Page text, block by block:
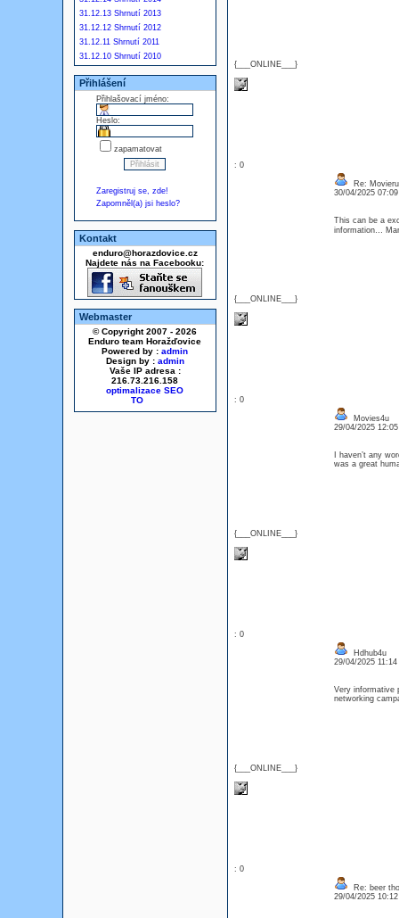
31.12.13 Shrnutí 2013
31.12.12 Shrnutí 2012
31.12.11 Shrnutí 2011
31.12.10 Shrnutí 2010
Přihlášení
Přihlašovací jméno:
Heslo:
zapamatovat
Zaregistruj se, zde!
Zapomněl(a) jsi heslo?
Kontakt
enduro@horazdovice.cz
Najdete nás na Facebooku:
Webmaster
© Copyright 2007 - 2026
Enduro team Horažďovice
Powered by : admin
Design by : admin
Vaše IP adresa :
216.73.216.158
optimalizace SEO
{___ONLINE___}
: 0
{___ONLINE___}
Re:
30/04/2025
This can be a
information…
: 0
{___ONLINE___}
Movies4u
29/04/2025
I haven’t any
was a great
: 0
{___ONLINE___}
Hdhub4u
29/04/2025
Very informative
networking
: 0
Re: beer
29/04/2025